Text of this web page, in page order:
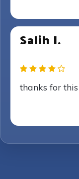
Salih I.
thanks for